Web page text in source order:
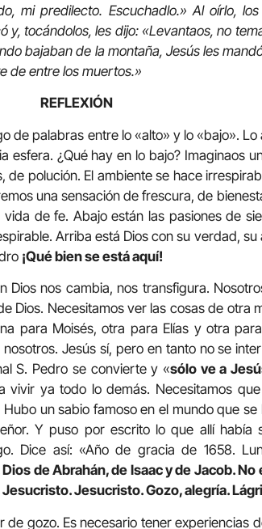
mi predilecto. Escuchadlo.»Al oírlo,
tocándolos, les dijo: «Levantaos, no
bajaban de la montaña, Jesús les
de entre los muertos.»
REFLEXIÓN
de palabras entre lo «alto» y lo «bajo». Lo
esfera. ¿Qué hay en lo bajo? Imaginaos
de polución. El ambiente se hace
una sensación de frescura, de
de fe. Abajo están las pasiones de
Arriba está Dios con su verdad,
¡Qué bien se está aquí!
Dios nos cambia, nos transfigura.
Dios. Necesitamos ver las cosas de otra
para Moisés, otra para Elías y otra
Jesús sí, pero en tanto no se
S. Pedro se convierte y «sólo ve a
vivir ya todo lo demás. Necesitamos
un sabio famoso en el mundo que se
Y puso por escrito lo que allí había
Dice así: «Año de gracia de 1658.
Dios de Abrahán, de Isaac y de Jacob.
Jesucristo. Gozo, alegría.
gozo. Es necesario tener experiencias